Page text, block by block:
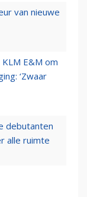
van nieuwe
E&M om
‘Zwaar
debutanten
alle ruimte